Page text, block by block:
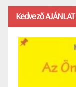
Kedvező AJÁNLAT